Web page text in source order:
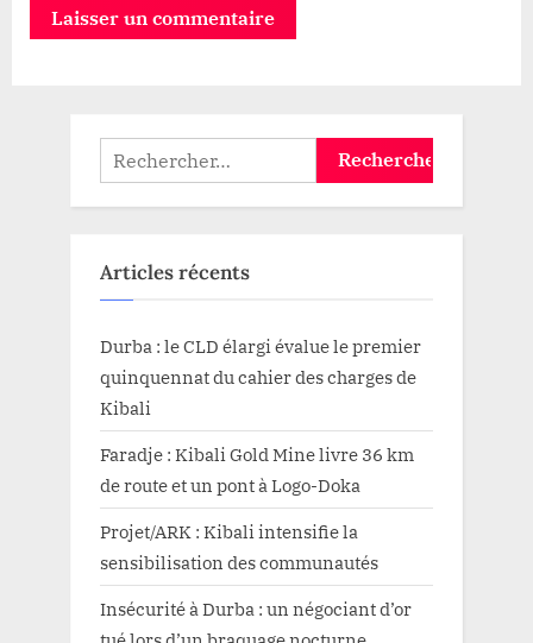
Rechercher :
Articles récents
Durba : le CLD élargi évalue le premier
quinquennat du cahier des charges de
Kibali
Faradje : Kibali Gold Mine livre 36 km
de route et un pont à Logo-Doka
Projet/ARK : Kibali intensifie la
sensibilisation des communautés
Insécurité à Durba : un négociant d’or